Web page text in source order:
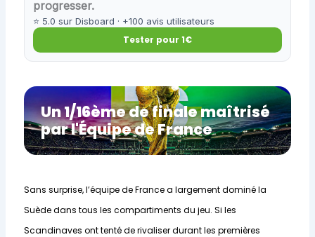
progresser.
⭐ 5.0 sur Disboard · +100 avis utilisateurs
Tester pour 1€
Un 1/16ème de finale maîtrisé
par l'Équipe de France
Sans surprise, l’équipe de France a largement dominé la
Suède dans tous les compartiments du jeu. Si les
Scandinaves ont tenté de rivaliser durant les premières